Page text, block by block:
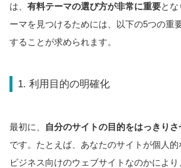
は、 有料テーマの選び方が非常に重要と
ーマを見つけるためには、以下の5つの重
することが求められます。
1. 利用目的の明確化
最初に、
自分のサイトの目的をはっきり
です。たとえば、あなたのサイトが個人的
ビジネス向けのウェブサイトなのかによ